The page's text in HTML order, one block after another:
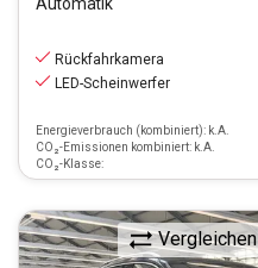
Rückfahrkamera
LED-Scheinwerfer
Energieverbrauch (kombiniert): k.A.
CO₂-Emissionen kombiniert: k.A.
CO₂-Klasse:
Vergleichen